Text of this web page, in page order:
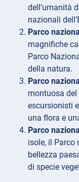
dell’umanità
nazionali
Parco
magnifiche
Parco
della natura.
Parco
montuosa del
escursionisti
una flora e
Parco
isole, il Parco
bellezza
di specie